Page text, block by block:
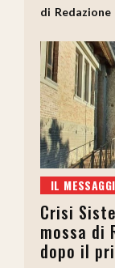
Redazione
IL
Crisi
mossa di
dopo il